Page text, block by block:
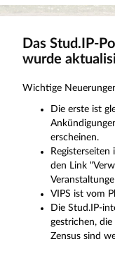
Das Stud.IP-
wurde
Wichtige
Die erste ist
erscheinen.
den Link
VIPS ist vom
Die Stud.IP-
gestrichen,
Zensus sind